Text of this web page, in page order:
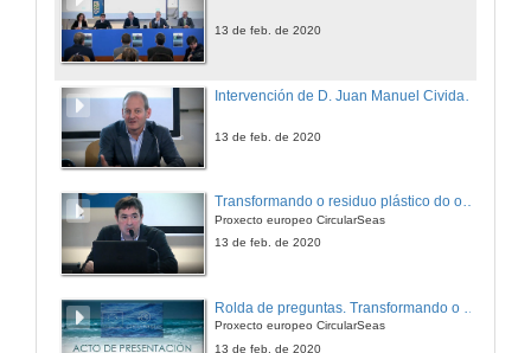
13 de feb. de 2020
13 de feb. de 2020
Transformando o residuo plástico do océano en produtos verdes para as industrias marítimas
Proxecto europeo CircularSeas
13 de feb. de 2020
Proxecto europeo CircularSeas
13 de feb. de 2020